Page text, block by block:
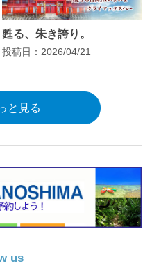
甦る、朱き誇り。
投稿日：2026/04/21
と見る
us